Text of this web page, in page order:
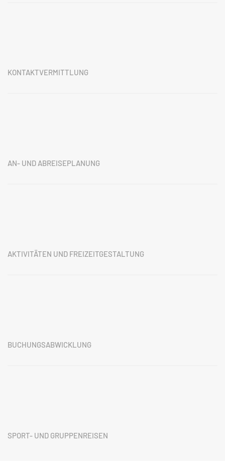
KONTAKTVERMITTLUNG
AN- UND ABREISEPLANUNG
AKTIVITÄTEN UND FREIZEITGESTALTUNG
BUCHUNGSABWICKLUNG
SPORT- UND GRUPPENREISEN